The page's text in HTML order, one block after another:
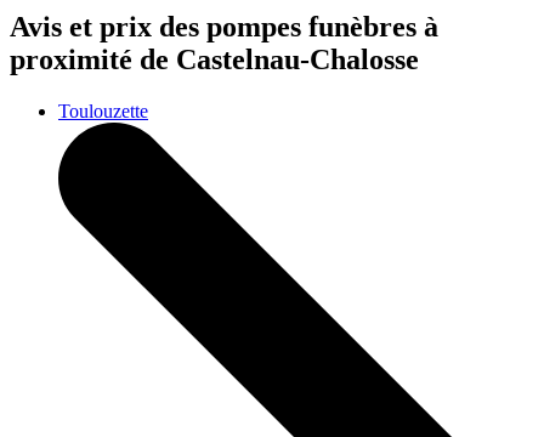
Avis et prix des pompes funèbres à
proximité de Castelnau-Chalosse
Toulouzette